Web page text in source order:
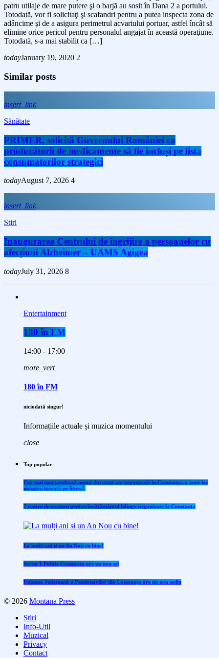
patru utilaje de mare putere şi o barjă au sosit în Dana 2 a portului.
Totodată, vor fi solicitaţi şi scafandri pentru a putea inspecta zona de
adâncime şi de a asigura perimetrul acvariului portuar, astfel încât să
elimine orice pericol pentru personalul angajat în această operaţiune.
Totodată, s-a mai stabilit ca […]
todayJanuary 19, 2020 2
Similar posts
insert_link
Sănătate
PRIMER, solicită Guvernului României ca
producătorii de medicamente să fie incluși pe lista
consumatorilor strategici
todayAugust 7, 2026 4
insert_link
Stiri
Inaugurarea Centrului de îngrijire a persoanelor cu
afecțiuni Alzheimer – UAMS Agigea
todayJuly 31, 2026 8
Entertainment
180 în FM
14:00 - 17:00
more_vert
180 în FM
niciodată singur!
Informațiile actuale și muzica momentului
close
Top popular
Cea mai spectaculoasă nuntă din acest an, organizată în Constanța, a avut loc
noaptea trecută pe litoral.
7 centre de examen pentru învăţământul bilingv organizate la Constanţa
La mulți ani și un An Nou cu bine!
Sectia 1 Politie Constanta are un nou sef
Uniunea Județeană a Pensionarilor din Constanța are un nou sediu
© 2026 Montana Press
Stiri
Info-Util
Muzical
Privacy
Contact